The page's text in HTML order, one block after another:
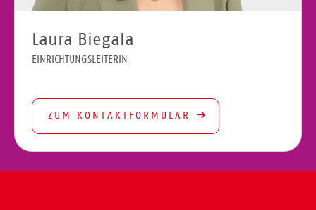
Laura Biegala
EINRICHTUNGSLEITERIN
ZUM KONTAKTFORMULAR